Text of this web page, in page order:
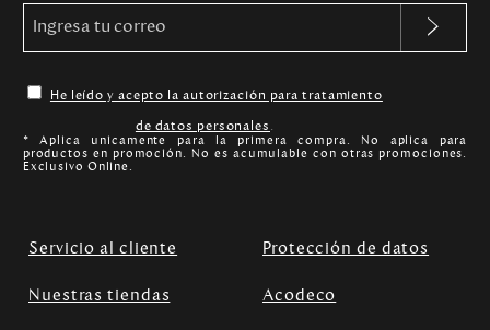
He leído y acepto la autorización para tratamiento
de datos personales.
* Aplica unicamente para la primera compra. No aplica para
productos en promoción. No es acumulable con otras promociones.
Exclusivo Online.
Servicio al cliente Protección de datos
Nuestras tiendas Acodeco